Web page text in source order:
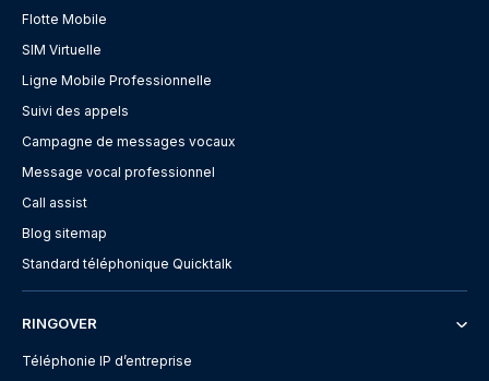
Flotte Mobile
SIM Virtuelle
Ligne Mobile Professionnelle
Suivi des appels
Campagne de messages vocaux
Message vocal professionnel
Call assist
Blog sitemap
Standard téléphonique Quicktalk
RINGOVER
Téléphonie IP d’entreprise